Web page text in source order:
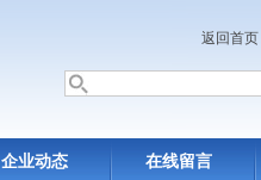
返回首页
企业动态 在线留言